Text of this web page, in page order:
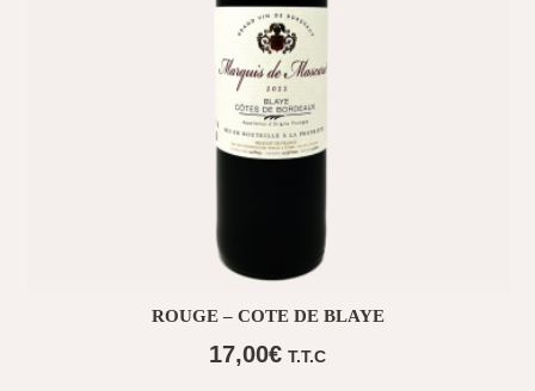
ROUGE – COTE DE BLAYE
17,00€ T.T.C